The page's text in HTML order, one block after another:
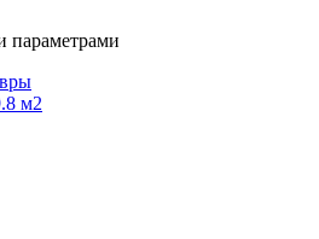
параметрами
м2